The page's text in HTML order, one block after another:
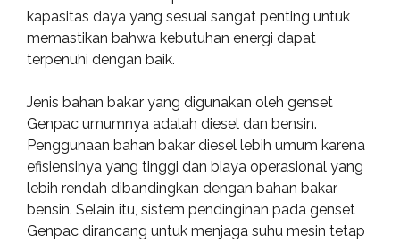
kapasitas daya yang sesuai sangat penting untuk
memastikan bahwa kebutuhan energi dapat
terpenuhi dengan baik.
Jenis bahan bakar yang digunakan oleh genset
Genpac umumnya adalah diesel dan bensin.
Penggunaan bahan bakar diesel lebih umum karena
efisiensinya yang tinggi dan biaya operasional yang
lebih rendah dibandingkan dengan bahan bakar
bensin. Selain itu, sistem pendinginan pada genset
Genpac dirancang untuk menjaga suhu mesin tetap